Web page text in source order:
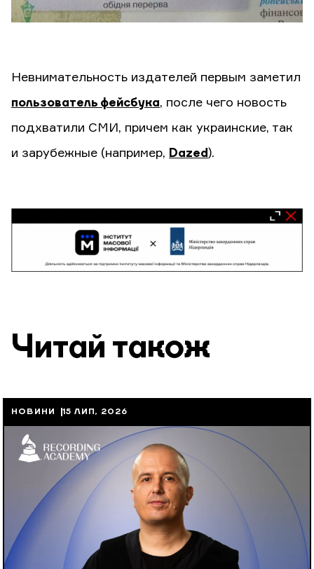
Невнимательность издателей первым заметил
пользователь фейсбука, после чего новость
подхватили СМИ, причем как украинские, так
и зарубежные (например, Dazed ).
Читай також
НОВИНИ 15 ЛИП, 2026